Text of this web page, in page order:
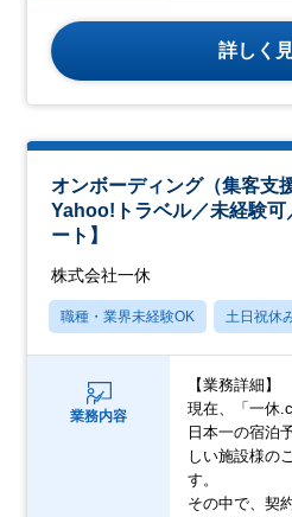
詳しく
オンボーディング（集客支
Yahoo!トラベル／未経験
ート】
株式会社一休
職種・業界未経験OK 土日祝休
業務内容
【業務詳細】
現在、「一休
日本一の宿泊
しい施設様の
す。
その中で、契